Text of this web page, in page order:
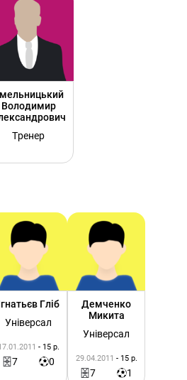
Володимир
Тренер
Гліб
Універсал
- 15 р.
7 0
Демченко
Микита
Універсал
29.04.2011 - 15 р.
7 1